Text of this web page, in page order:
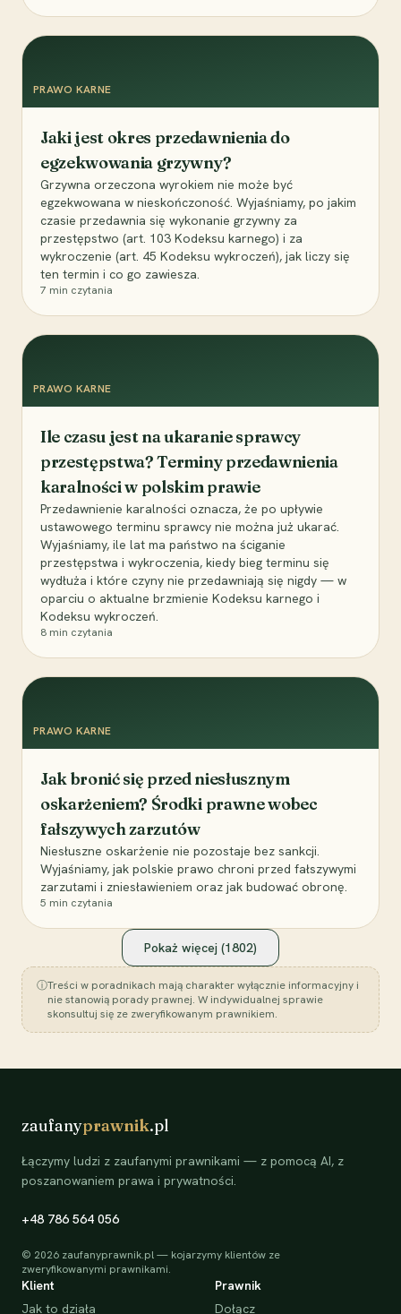
PRAWO KARNE
Jaki jest okres przedawnienia do
egzekwowania grzywny?
Grzywna orzeczona wyrokiem nie może być
egzekwowana w nieskończoność. Wyjaśniamy, po jakim
czasie przedawnia się wykonanie grzywny za
przestępstwo (art. 103 Kodeksu karnego) i za
wykroczenie (art. 45 Kodeksu wykroczeń), jak liczy się
ten termin i co go zawiesza.
7 min czytania
PRAWO KARNE
Ile czasu jest na ukaranie sprawcy
przestępstwa? Terminy przedawnienia
karalności w polskim prawie
Przedawnienie karalności oznacza, że po upływie
ustawowego terminu sprawcy nie można już ukarać.
Wyjaśniamy, ile lat ma państwo na ściganie
przestępstwa i wykroczenia, kiedy bieg terminu się
wydłuża i które czyny nie przedawniają się nigdy — w
oparciu o aktualne brzmienie Kodeksu karnego i
Kodeksu wykroczeń.
8 min czytania
PRAWO KARNE
Jak bronić się przed niesłusznym
oskarżeniem? Środki prawne wobec
fałszywych zarzutów
Niesłuszne oskarżenie nie pozostaje bez sankcji.
Wyjaśniamy, jak polskie prawo chroni przed fałszywymi
zarzutami i zniesławieniem oraz jak budować obronę.
5 min czytania
Pokaż więcej (1802)
ⓘTreści w poradnikach mają charakter wyłącznie informacyjny i
nie stanowią porady prawnej. W indywidualnej sprawie
skonsultuj się ze zweryfikowanym prawnikiem.
zaufanyprawnik.pl
Łączymy ludzi z zaufanymi prawnikami — z pomocą AI, z
poszanowaniem prawa i prywatności.
+48 786 564 056
© 2026 zaufanyprawnik.pl — kojarzymy klientów ze
zweryfikowanymi prawnikami.
Klient
Jak to działa
Prawnik
Dołącz